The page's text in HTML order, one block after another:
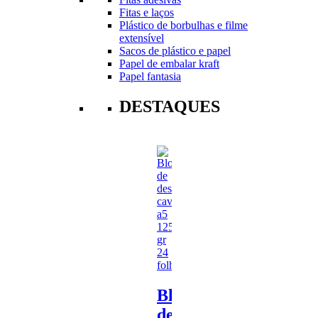
Fitas e laços
Plástico de borbulhas e filme
extensível
Sacos de plástico e papel
Papel de embalar kraft
Papel fantasia
DESTAQUES
Bloco
de